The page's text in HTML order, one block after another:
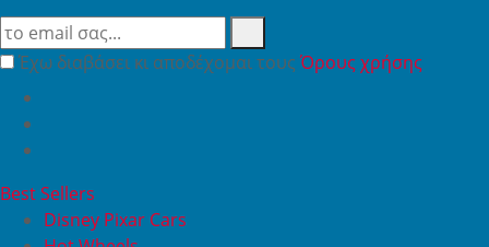
Έχω διαβάσει κι αποδέχομαι τουςΌρους χρήσης
Best Sellers
Disney Pixar Cars